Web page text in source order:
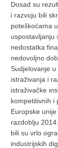
Dosad su
i razvoju bili
poteškoćama
uspostavljanju
nedostatka
nedovoljno
Sudjelovanje
istraživanja i
istraživačke
kompetitivnih i
Europske
razdoblju
bili su vrlo
industrijskih